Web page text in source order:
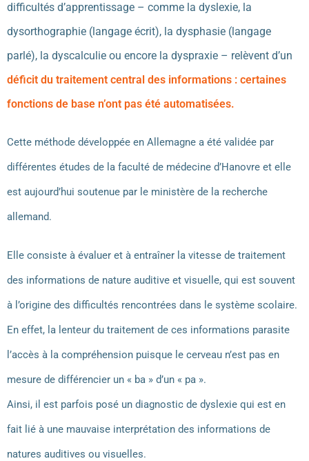
difficultés d’apprentissage – comme la dyslexie, la
dysorthographie (langage écrit), la dysphasie (langage
parlé), la dyscalculie ou encore la dyspraxie – relèvent d’un
déficit du traitement central des informations : certaines
fonctions de base n’ont pas été automatisées.
Cette méthode développée en Allemagne a été validée par
différentes études de la faculté de médecine d’Hanovre et elle
est aujourd’hui soutenue par le ministère de la recherche
allemand.
Elle consiste à évaluer et à entraîner la vitesse de traitement
des informations de nature auditive et visuelle, qui est souvent
à l’origine des difficultés rencontrées dans le système scolaire.
En effet, la lenteur du traitement de ces informations parasite
l’accès à la compréhension puisque le cerveau n’est pas en
mesure de différencier un « ba » d’un « pa ».
Ainsi, il est parfois posé un diagnostic de dyslexie qui est en
fait lié à une mauvaise interprétation des informations de
natures auditives ou visuelles.